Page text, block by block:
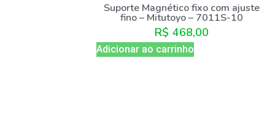
Suporte Magnético fixo com ajuste
fino – Mitutoyo – 7011S-10
R$ 468,00
Adicionar ao carrinho